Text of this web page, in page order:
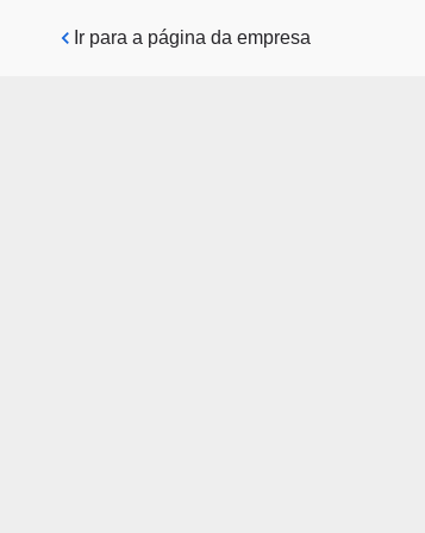
Pular para o conteúdo principal
Ir para a página da empresa